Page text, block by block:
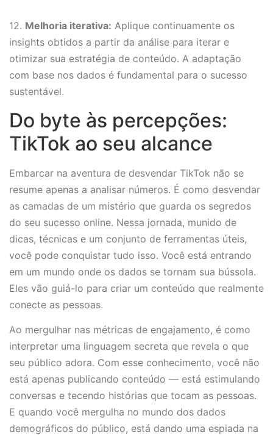
12. Melhoria iterativa: Aplique continuamente os
insights obtidos a partir da análise para iterar e
otimizar sua estratégia de conteúdo. A adaptação
com base nos dados é fundamental para o sucesso
sustentável.
Do byte às percepções:
TikTok ao seu alcance
Embarcar na aventura de desvendar TikTok não se
resume apenas a analisar números. É como desvendar
as camadas de um mistério que guarda os segredos
do seu sucesso online. Nessa jornada, munido de
dicas, técnicas e um conjunto de ferramentas úteis,
você pode conquistar tudo isso. Você está entrando
em um mundo onde os dados se tornam sua bússola.
Eles vão guiá-lo para criar um conteúdo que realmente
conecte as pessoas.
Ao mergulhar nas métricas de engajamento, é como
interpretar uma linguagem secreta que revela o que
seu público adora. Com esse conhecimento, você não
está apenas publicando conteúdo — está estimulando
conversas e tecendo histórias que tocam as pessoas.
E quando você mergulha no mundo dos dados
demográficos do público, está dando uma espiada na